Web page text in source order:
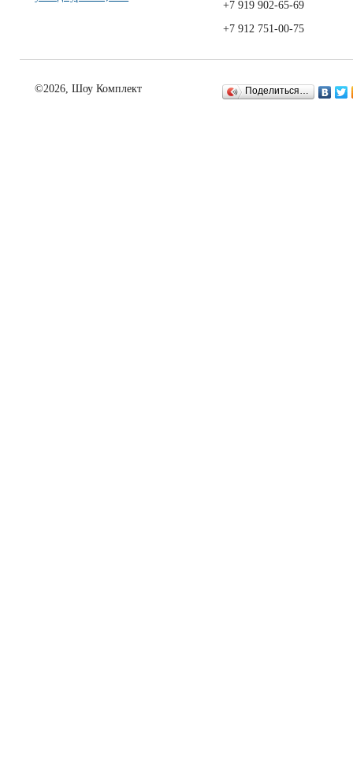
+7 919 902-65-69
+7 912 751-00-75
©2026, Шоу Комплект Поделиться…